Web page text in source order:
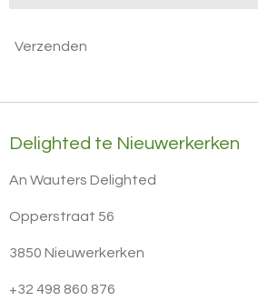
Verzenden
Delighted te Nieuwerkerken
An Wauters Delighted
Opperstraat 56
3850 Nieuwerkerken
+32 498 860 876